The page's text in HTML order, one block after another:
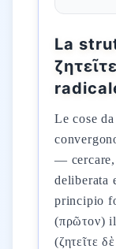
La
Le cose
— cercare,
deliberata
principio
(πρῶτον)
(ζητεῖτε